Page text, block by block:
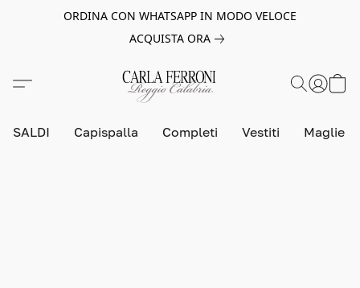
ORDINA CON WHATSAPP IN MODO VELOCE
ACQUISTA ORA
SALDI Capispalla Completi Vestiti Maglie e